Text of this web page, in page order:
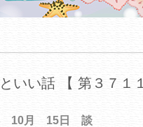
いい話 【 第３７１
10月 15日 談